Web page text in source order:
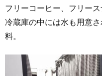
フリーコーヒー、フリー
冷蔵庫の中には水も用意
料。